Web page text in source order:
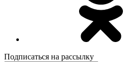
Подписаться на рассылку